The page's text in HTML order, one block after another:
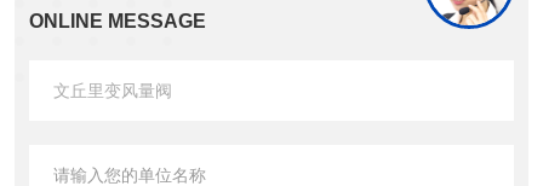
ONLINE MESSAGE